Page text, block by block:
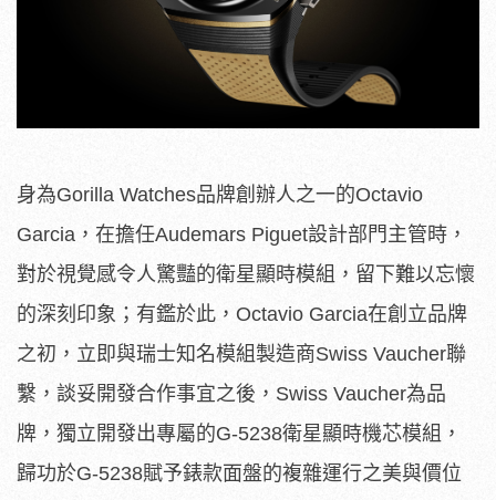
身為Gorilla Watches品牌創辦人之一的Octavio
Garcia，在擔任Audemars Piguet設計部門主管時，
對於視覺感令人驚豔的衛星顯時模組，留下難以忘懷
的深刻印象；有鑑於此，Octavio Garcia在創立品牌
之初，立即與瑞士知名模組製造商Swiss Vaucher聯
繫，談妥開發合作事宜之後，Swiss Vaucher為品
牌，獨立開發出專屬的G-5238衛星顯時機芯模組，
歸功於G-5238賦予錶款面盤的複雜運行之美與價位